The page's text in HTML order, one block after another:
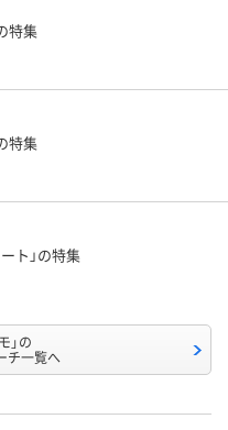
特集
特集
ト」の特集
」の
チ一覧へ